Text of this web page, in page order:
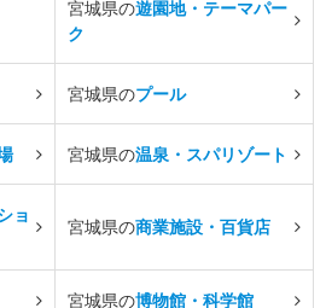
宮城県の遊園地・テーマパー
ク
宮城県のプール
宮城県の温泉・スパリゾート
ョ
宮城県の商業施設・百貨店
宮城県の博物館・科学館